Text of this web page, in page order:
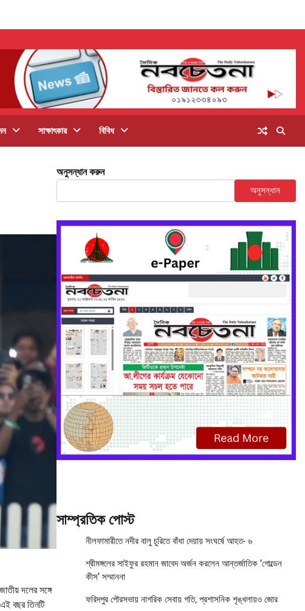
সাক্ষাৎকার বিবিধ
দলের সঙ্গে
বছর তিনটি
অনুসন্ধান করুন
অনুসন্ধান
সাম্প্রতিক পোস্ট
নীলফামারীতে নদীর বালু চুরিতে বাঁধা দেয়ায় সংঘর্ষে আহত- ৬
শ্রীমঙ্গলের সাইফুর রহমান জাবেদ অর্জন করলেন আন্তর্জাতিক ‘গোল্ডেন
কীস’ সম্মাননা
ফরিদপুর পৌরসভায় নাগরিক সেবায় গতি, প্রশাসনিক শৃঙ্খলায়ও জোর